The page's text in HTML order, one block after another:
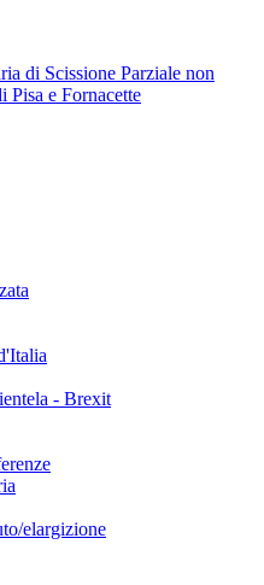
di Scissione Parziale non
Pisa e Fornacette
- Brexit
elargizione